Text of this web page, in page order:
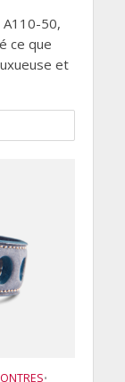
A110-50,
ce que
et
•